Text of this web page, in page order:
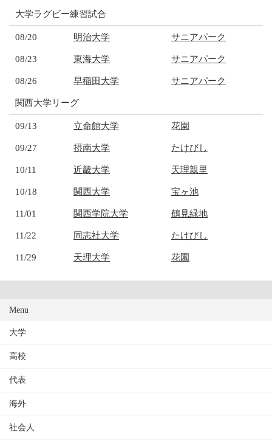
大学ラグビー練習試合
08/20 明治大学 サニアパーク
08/23 東海大学 サニアパーク
08/26 早稲田大学 サニアパーク
関西大学リーグ
09/13 立命館大学 花園
09/27 摂南大学 たけびし
10/11 近畿大学 天理親里
10/18 関西大学 宝ヶ池
11/01 関西学院大学 鶴見緑地
11/22 同志社大学 たけびし
11/29 天理大学 花園
Menu
大学
高校
代表
海外
社会人